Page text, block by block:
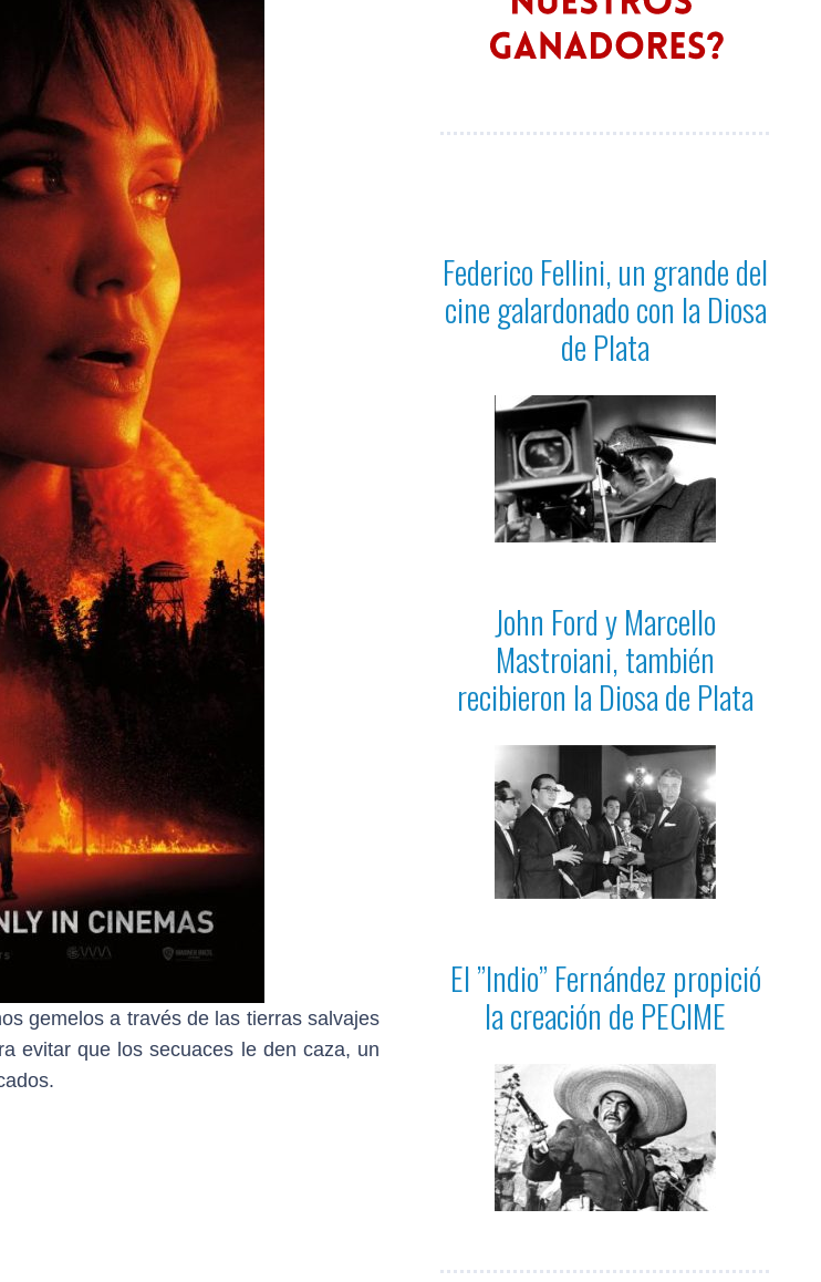
gemelos a través de las tierras salvajes
evitar que los secuaces le den caza, un
Federico Fellini, un grande del
cine galardonado con la Diosa
de Plata
John Ford y Marcello
Mastroiani, también
recibieron la Diosa de Plata
El ”Indio” Fernández propició
la creación de PECIME